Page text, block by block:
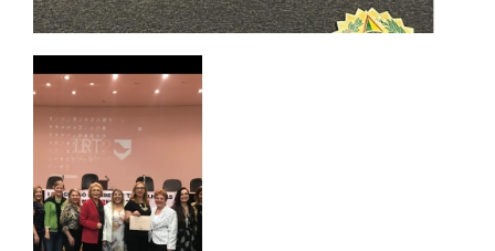
PPC
PORTARIAS
LOGIN
WEBMAIL